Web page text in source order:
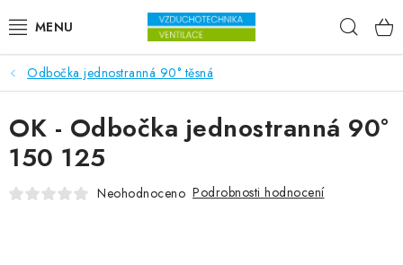
VENTILÁTORY
VZDUCHOTECHNIKA
REKUPERACE
Odbočka jednostranná 90° těsná
OK - Odbočka jednostranná 90°
150 125
Neohodnoceno Podrobnosti hodnocení